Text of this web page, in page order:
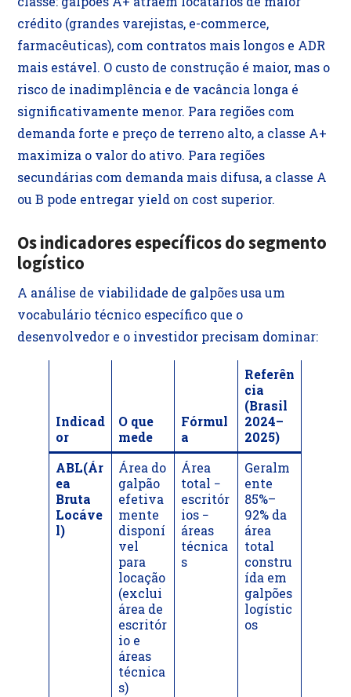
crédito (grandes varejistas, e-commerce,
farmacêuticas), com contratos mais longos e ADR
mais estável. O custo de construção é maior, mas o
risco de inadimplência e de vacância longa é
significativamente menor. Para regiões com
demanda forte e preço de terreno alto, a classe A+
maximiza o valor do ativo. Para regiões
secundárias com demanda mais difusa, a classe A
ou B pode entregar yield on cost superior.
Os indicadores específicos do segmento
logístico
A análise de viabilidade de galpões usa um
vocabulário técnico específico que o
desenvolvedor e o investidor precisam dominar:
Indicad
or
O que
mede
Fórmul
a
Referên
cia
(Brasil
2024–
2025)
ABL(Ár
ea
Bruta
Locáve
l)
Área do
galpão
efetiva
mente
disponí
vel
para
locação
(exclui
área de
escritór
io e
áreas
técnica
s)
Área
total −
escritór
ios −
áreas
técnica
s
Geralm
ente
85%–
92% da
área
total
constru
ída em
galpões
logístic
os